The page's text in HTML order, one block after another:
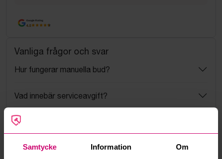
Samtycke Information Om
Google Rating
4.5
Vanliga frågor och svar
Hur fungerar manuella bud?
Vad innebär serviceavgift?
Vad är ett reservationspris?
Hur fungerar maxbud?